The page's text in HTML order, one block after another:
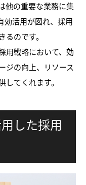
他の重要な業務に集
効活用が図れ、採用
のです。
用戦略において、効
ジの向上、リソース
てくれます。
した採用